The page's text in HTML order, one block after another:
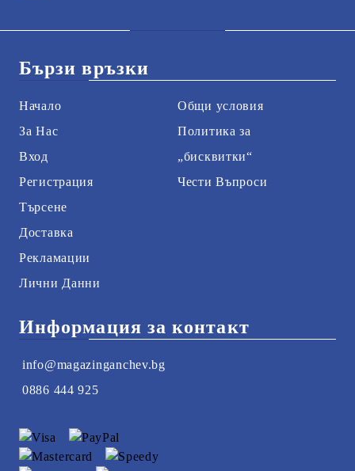
Бързи връзки
Начало
За Нас
Вход
Регистрация
Търсене
Доставка
Рекламации
Лични Данни
Общи условия
Политика за
„бисквитки“
Чести Въпроси
Информация за контакт
info@magazinganchev.bg
0886 444 925